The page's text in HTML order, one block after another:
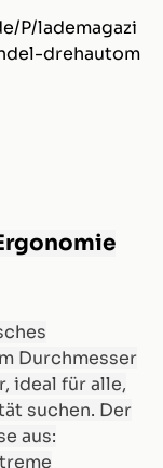
P/lademagazi
drehautom
Durchmesser
ideal für alle,
suchen. Der
aus: